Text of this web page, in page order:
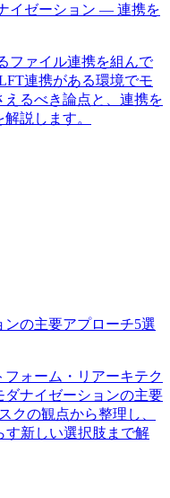
イゼーション — 連携を
ファイル連携を組んで
連携がある環境でモ
るべき論点と、連携を
説します。
の主要アプローチ5選
ォーム・リアーキテク
ダナイゼーションの主要
クの観点から整理し、
す新しい選択肢まで解